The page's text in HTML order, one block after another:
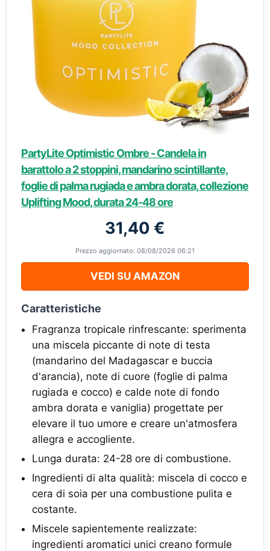
PartyLite Optimistic Ombre - Candela in
barattolo a 2 stoppini, mandarino scintillante,
foglie di palma rugiada e ambra dorata, collezione
Uplifting Mood, durata 24-48 ore
31,40 €
Prezzo aggiornato: 08/08/2026 06:21
VEDI SU AMAZON
Caratteristiche
Fragranza tropicale rinfrescante: sperimenta
una miscela piccante di note di testa
(mandarino del Madagascar e buccia
d'arancia), note di cuore (foglie di palma
rugiada e cocco) e calde note di fondo
ambra dorata e vaniglia) progettate per
elevare il tuo umore e creare un'atmosfera
allegra e accogliente.
Lunga durata: 24-28 ore di combustione.
Ingredienti di alta qualità: miscela di cocco e
cera di soia per una combustione pulita e
costante.
Miscele sapientemente realizzate:
ingredienti aromatici unici creano formule